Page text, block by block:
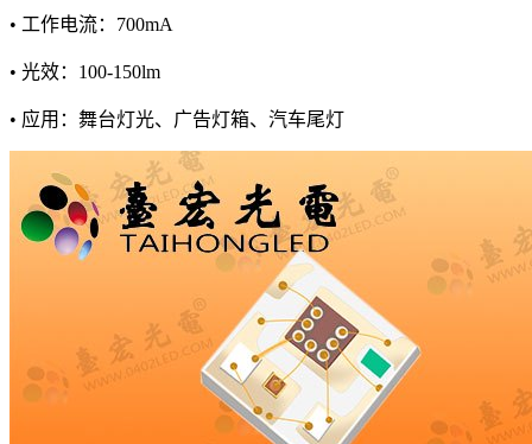
• 工作电流：700mA
• 光效：100-150lm
• 应用：舞台灯光、广告灯箱、汽车尾灯